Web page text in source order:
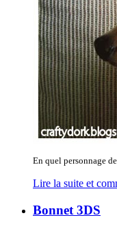
En quel personnage
Lire la suite et
Bonnet 3DS